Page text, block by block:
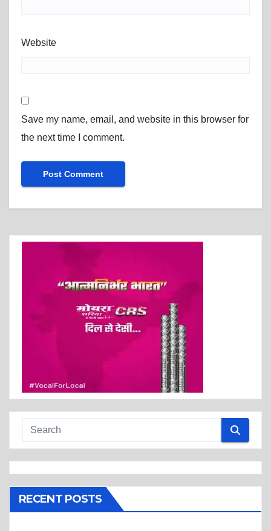
Website
Save my name, email, and website in this browser for
the next time I comment.
RECENT POSTS